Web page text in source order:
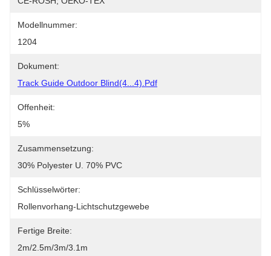
Modellnummer:
1204
Dokument:
Track Guide Outdoor Blind(4...4).pdf
Offenheit:
5%
Zusammensetzung:
30% Polyester U. 70% PVC
Schlüsselwörter:
Rollenvorhang-Lichtschutzgewebe
Fertige Breite:
2m/2.5m/3m/3.1m